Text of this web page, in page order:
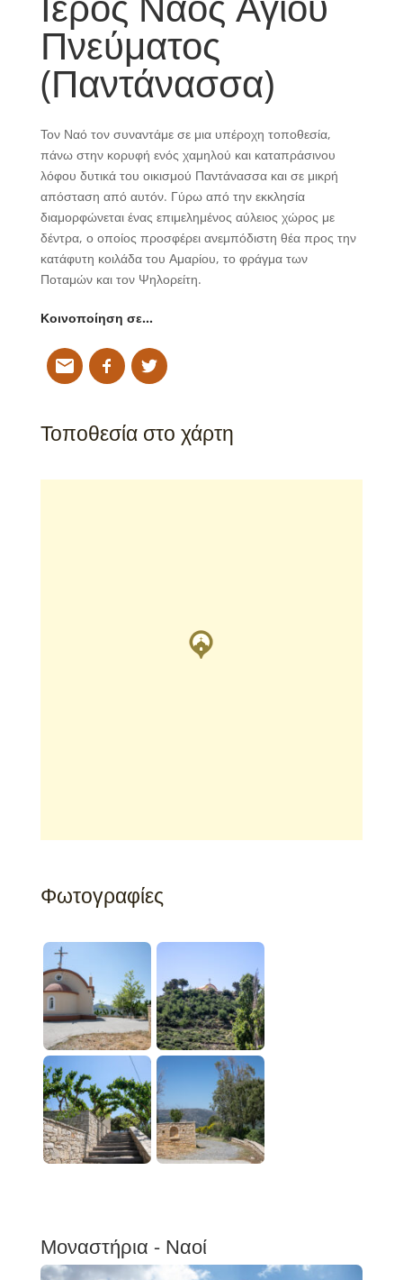
Πνεύματος
(Παντάνασσα)
Τον Ναό τον συναντάμε σε μια υπέροχη τοποθεσία,
πάνω στην κορυφή ενός χαμηλού και καταπράσινου
λόφου δυτικά του οικισμού Παντάνασσα και σε μικρή
απόσταση από αυτόν. Γύρω από την εκκλησία
διαμορφώνεται ένας επιμελημένος αύλειος χώρος με
δέντρα, ο οποίος προσφέρει ανεμπόδιστη θέα προς την
κατάφυτη κοιλάδα του Αμαρίου, το φράγμα των
Ποταμών και τον Ψηλορείτη.
Κοινοποίηση σε…
Τοποθεσία στο χάρτη
Φωτογραφίες
Μοναστήρια - Ναοί